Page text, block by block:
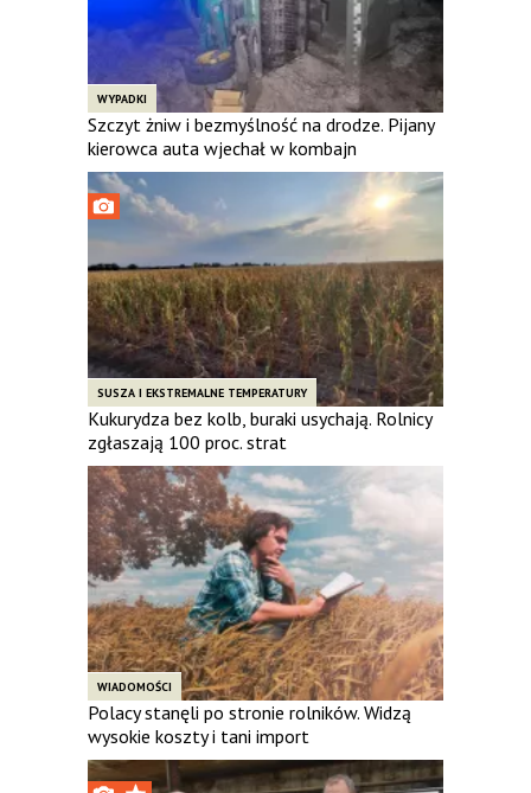
WYPADKI
Szczyt żniw i bezmyślność na drodze. Pijany
kierowca auta wjechał w kombajn
SUSZA I EKSTREMALNE TEMPERATURY
Kukurydza bez kolb, buraki usychają. Rolnicy
zgłaszają 100 proc. strat
WIADOMOŚCI
Polacy stanęli po stronie rolników. Widzą
wysokie koszty i tani import